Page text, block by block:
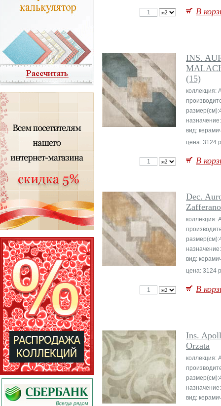
В
INS.
(15)
коллекция:
вид:
цена: 3124
В
Dec.
Zafferano
коллекция:
вид:
цена: 3124
В
Ins.
Orzata
коллекция:
вид: